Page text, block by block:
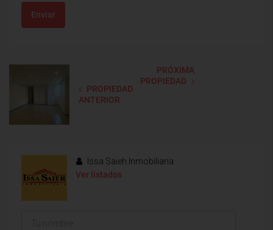
Enviar
PROPIEDAD
ANTERIOR
PRÓXIMA
PROPIEDAD
Issa Saieh Inmobiliaria
Ver listados